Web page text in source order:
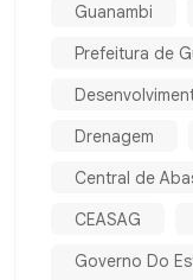
Guanambi
Prefeitura de
Drenagem
Central de
CEASAG
Governo Do